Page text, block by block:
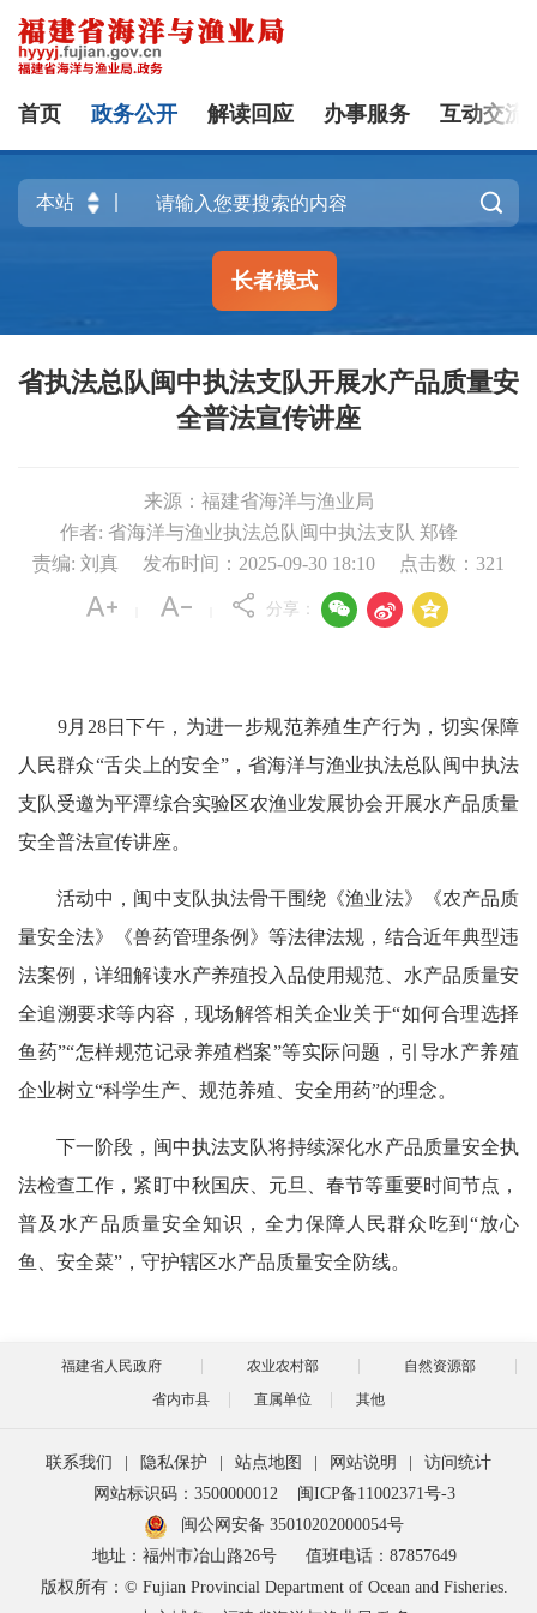
首页 政务公开 解读回应 办事服务 互动交流

长者模式
省执法总队闽中执法支队开展水产品质量安
全普法宣传讲座
来源：福建省海洋与渔业局
作者: 省海洋与渔业执法总队闽中执法支队 郑锋
责编: 刘真
发布时间：2025-09-30 18:10 点击数： 321
分享：   
9月28日下午，为进一步规范养殖生产行为，切实保障
人民群众“舌尖上的安全”，省海洋与渔业执法总队闽中执法
支队受邀为平潭综合实验区农渔业发展协会开展水产品质量
安全普法宣传讲座。
活动中，闽中支队执法骨干围绕《渔业法》《农产品质
量安全法》《兽药管理条例》等法律法规，结合近年典型违
法案例，详细解读水产养殖投入品使用规范、水产品质量安
全追溯要求等内容，现场解答相关企业关于“如何合理选择
鱼药”“怎样规范记录养殖档案”等实际问题，引导水产养殖
企业树立“科学生产、规范养殖、安全用药”的理念。
下一阶段，闽中执法支队将持续深化水产品质量安全执
法检查工作，紧盯中秋国庆、元旦、春节等重要时间节点，
普及水产品质量安全知识，全力保障人民群众吃到“放心
鱼、安全菜”，守护辖区水产品质量安全防线。
福建省人民政府 农业农村部
自然资源部
省内市县
直属单位 其他
联系我们 隐私保护 站点地图 网站说明
访问统计
网站标识码：3500000012
闽ICP备11002371号-3
闽公网安备 35010202000054号
地址：福州市冶山路26号
值班电话：87857649
版权所有：© Fujian Provincial Department of Ocean and Fisheries.